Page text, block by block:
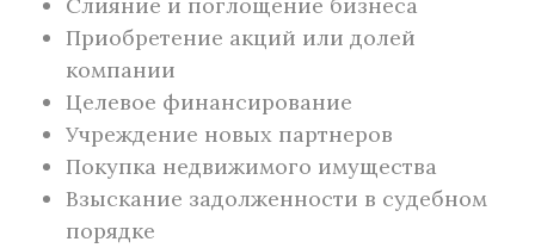
Приобретение акций или долей
компании
Целевое финансирование
Учреждение новых партнеров
Покупка недвижимого имущества
Взыскание задолженности в судебном
порядке